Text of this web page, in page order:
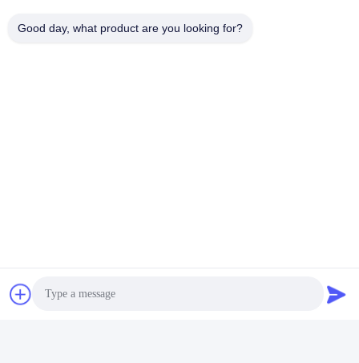
Good day, what product are you looking for?